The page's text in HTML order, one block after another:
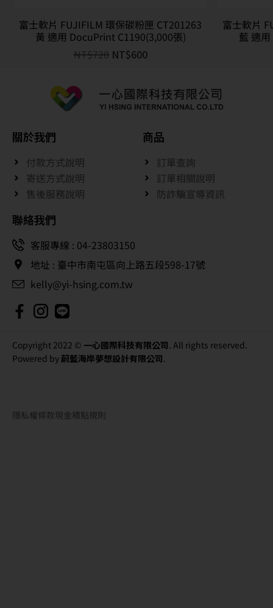
富士軟片 FUJIFILM 環保碳粉匣 CT201263
黃 適用 DocuPrint C1190(3,000張)
NT$720 NT$600
富士軟片
藍 適
關於我們
付款方式說明
寄送方式說明
售後服務說明
商品
訂單查詢
訂單相關說明
防詐騙宣導資訊
聯絡我們
客服專線 : 04-23803150
地址 : 臺中市南屯區向上路五段598-17號
kelly@yi-hsing.com.tw
Copyright 2022 © 一心國際科技有限公司. All rights reserved.
Powered by蔚藍海岸夢想設計有限公司.
隱私權條款現金積點規則